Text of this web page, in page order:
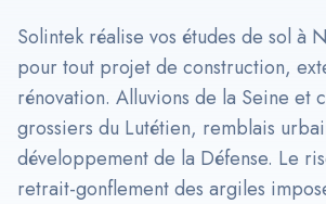
Solintek réalise vos études de sol à
pour tout projet de construction,
rénovation. Alluvions de la Seine et
grossiers du Lutétien, remblais
développement de la Défense. Le
retrait-gonflement des argiles